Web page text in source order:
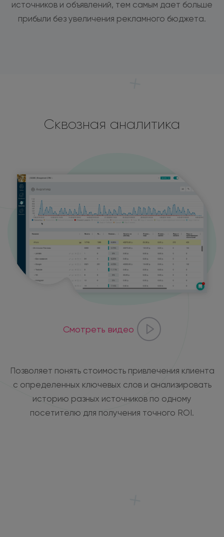
источников и объявлений, тем самым дает больше
прибыли без увеличения рекламного бюджета.
Сквозная аналитика
Смотреть видео
Позволяет понять стоимость привлечения клиента
с определенных ключевых слов и анализировать
историю разных источников по одному
посетителю для получения точного ROI.